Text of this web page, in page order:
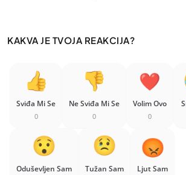
KAKVA JE TVOJA REAKCIJA?
Sviđa Mi Se
0
Ne Sviđa Mi Se
0
Volim Ovo
0
Oduševljen Sam Tužan Sam Ljut Sam